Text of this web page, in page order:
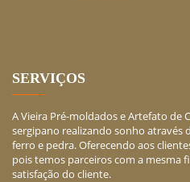
SERVIÇOS
A Vieira Pré-moldados e Artefato de
sergipano realizando sonho através
ferro e pedra. Oferecendo aos
pois temos parceiros com a mesma
satisfação do cliente.